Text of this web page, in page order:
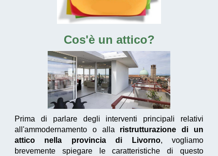
Cos'è un attico?
Prima di parlare degli interventi principali relativi
all'ammodernamento o alla ristrutturazione di un
attico nella provincia di Livorno, vogliamo
brevemente spiegare le caratteristiche di questo